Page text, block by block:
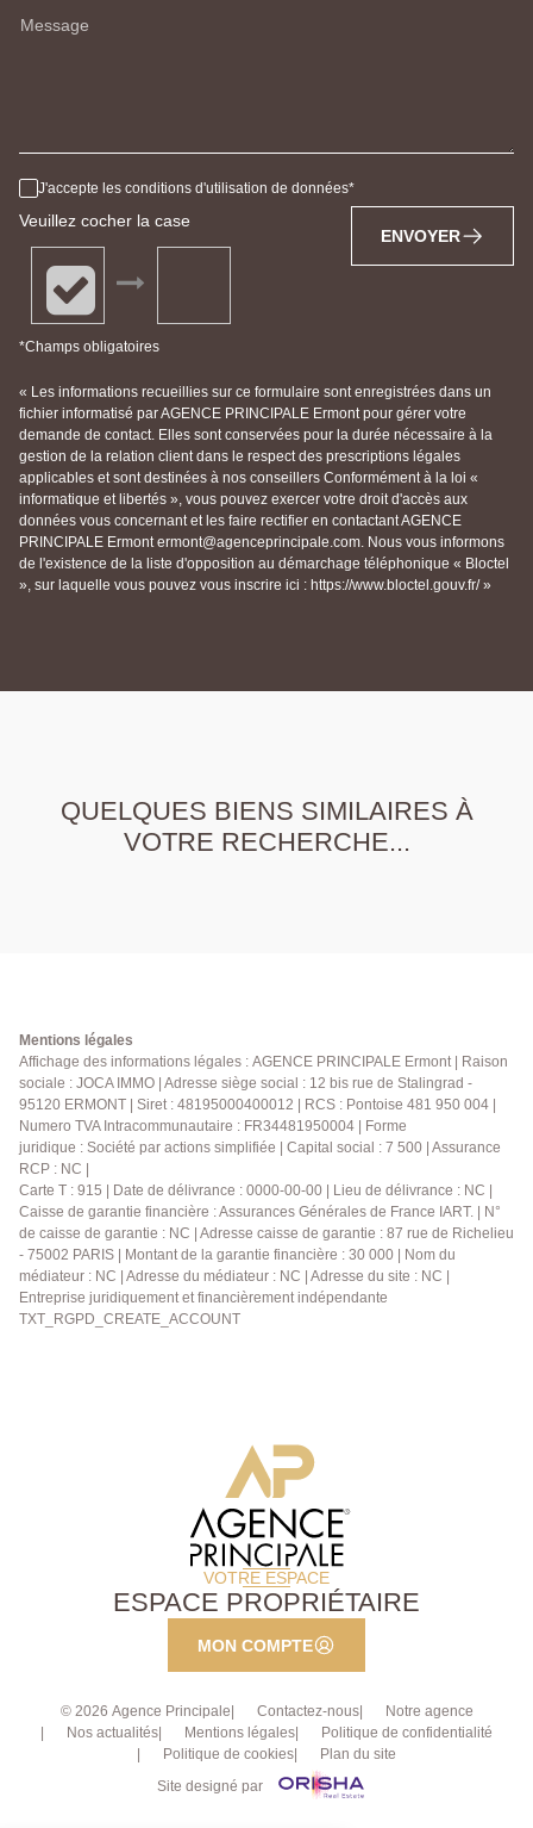
Message
J'accepte les conditions d'utilisation de données
Veuillez cocher la case
*Champs obligatoires
ENVOYER
« Les informations recueillies sur ce formulaire sont enregistrées dans un
fichier informatisé par AGENCE PRINCIPALE Ermont pour gérer votre
demande de contact. Elles sont conservées pour la durée nécessaire à la
gestion de la relation client dans le respect des prescriptions légales
applicables et sont destinées à nos conseillers Conformément à la loi «
informatique et libertés », vous pouvez exercer votre droit d'accès aux
données vous concernant et les faire rectifier en contactant AGENCE
PRINCIPALE Ermont ermont@agenceprincipale.com. Nous vous informons
de l'existence de la liste d'opposition au démarchage téléphonique « Bloctel
», sur laquelle vous pouvez vous inscrire ici : https://www.bloctel.gouv.fr/ »
QUELQUES BIENS SIMILAIRES À
VOTRE RECHERCHE...
Mentions légales
Affichage des informations légales : AGENCE PRINCIPALE Ermont | Raison
sociale : JOCA IMMO | Adresse siège social : 12 bis rue de Stalingrad -
95120 ERMONT | Siret : 48195000400012 | RCS : Pontoise 481 950 004 |
Numero TVA Intracommunautaire : FR34481950004 | Forme
juridique : Société par actions simplifiée | Capital social : 7 500 | Assurance
RCP : NC |
Carte T : 915 | Date de délivrance : 0000-00-00 | Lieu de délivrance : NC |
Caisse de garantie financière : Assurances Générales de France IART. | N°
de caisse de garantie : NC | Adresse caisse de garantie : 87 rue de Richelieu
- 75002 PARIS | Montant de la garantie financière : 30 000 | Nom du
médiateur : NC | Adresse du médiateur : NC | Adresse du site : NC |
Entreprise juridiquement et financièrement indépendante
TXT_RGPD_CREATE_ACCOUNT
VOTRE ESPACE
ESPACE PROPRIÉTAIRE
MON COMPTE
© 2026 Agence Principale Contactez-nous
Notre agence
Nos actualités
Mentions légales
Politique de confidentialité
Politique de cookies
Plan du site
Site designé par